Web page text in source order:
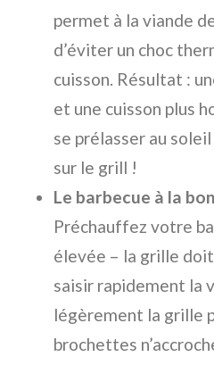
permet à la viande
d’éviter un choc
cuisson. Résultat :
et une cuisson plus
se prélasser au
sur le grill !
Le barbecue à la
Préchauffez votre
élevée – la grille
saisir rapidement la
légèrement la grille
brochettes